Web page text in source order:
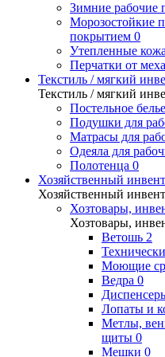
Зимние рабочие
Морозостойкие
покрытием 0
Утепленные
Перчатки от
Текстиль / мягкий
Текстиль / мягкий
Постельное белье
Подушки для
Матрасы для
Одеяла для
Полотенца 0
Хозяйственный
Хозяйственный
Хозтовары,
Хозтовары,
Ветошь 2
Моющие
Ведра 0
Лопаты и
Метлы,
щиты 0
Мешки 0